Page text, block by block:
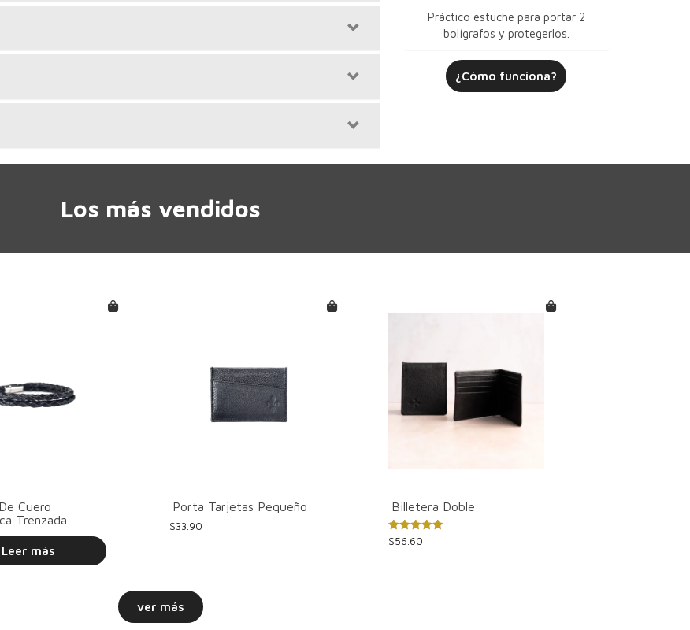
Práctico estuche para portar 2
bolígrafos y protegerlos.
¿Cómo funciona?
Los más vendidos
Cuero
Trenzada
Leer más
Porta Tarjetas Pequeño
$33.90
Billetera Doble
Valorado
con
$56.60
ver más